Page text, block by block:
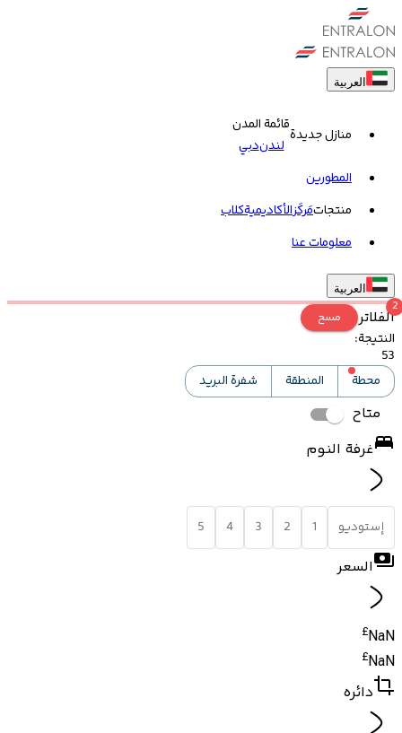
العربية
منازل جديدة
قائمة المدن
لندندبي
المطورين
منتجاتمَركَزالأكاديميةکلاب
معلومات عنا
العربية
الفلاتر
2
مسح
النتيجة:
53
محطة
المنطقة شفرة البريد
متاح
غرفة النوم
إستوديو 1
2
3
4
5
السعر
NaN
£
NaN
£
دائره